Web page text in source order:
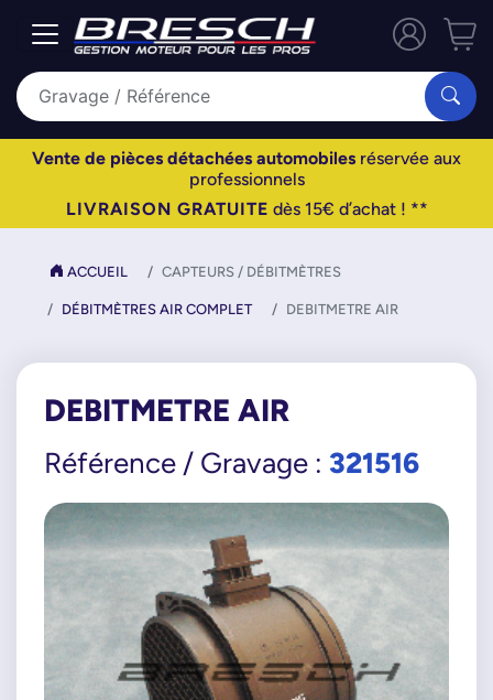
Vente de pièces détachées automobiles réservée aux
professionnels
LIVRAISON GRATUITE dès 15€ d’achat ! **
ACCUEIL CAPTEURS / DÉBITMÈTRES
DÉBITMÈTRES AIR COMPLET DEBITMETRE AIR
DEBITMETRE AIR
Référence / Gravage : 321516